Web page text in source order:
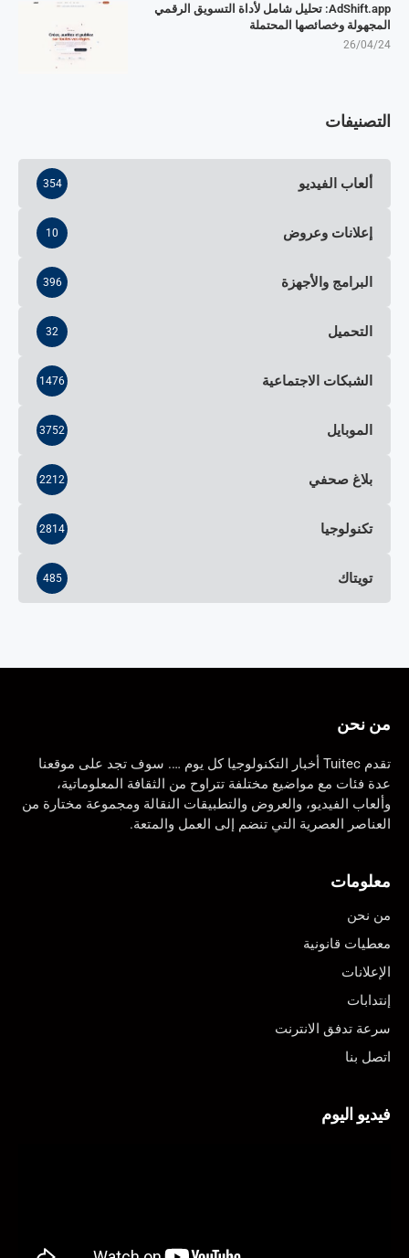
AdShift.app: تحليل شامل لأداة التسويق الرقمي
المجهولة وخصائصها المحتملة
26/04/24
التصنيفات
ألعاب الفيديو 354
إعلانات وعروض 10
البرامج والأجهزة 396
التحميل 32
الشبكات الاجتماعية 1476
الموبايل 3752
بلاغ صحفي 2212
تكنولوجيا 2814
تويتاك 485
من نحن
تقدم Tuitec أخبار التكنولوجيا كل يوم …. سوف تجد على موقعنا
عدة فئات مع مواضيع مختلفة تتراوح من الثقافة المعلوماتية،
وألعاب الفيديو، والعروض والتطبيقات النقالة ومجموعة مختارة من
العناصر العصرية التي تنضم إلى العمل والمتعة.
معلومات
من نحن
معطيات قانونية
الإعلانات
إنتدابات
سرعة تدفق الانترنت
اتصل بنا
فيديو اليوم